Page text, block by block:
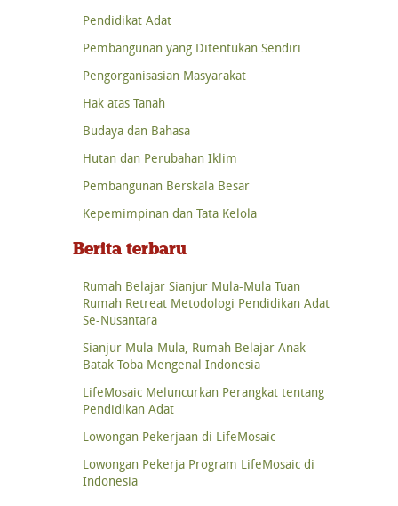
Pendidikat Adat
Pembangunan yang Ditentukan Sendiri
Pengorganisasian Masyarakat
Hak atas Tanah
Budaya dan Bahasa
Hutan dan Perubahan Iklim
Pembangunan Berskala Besar
Kepemimpinan dan Tata Kelola
Berita terbaru
Rumah Belajar Sianjur Mula-Mula Tuan
Rumah Retreat Metodologi Pendidikan Adat
Se-Nusantara
Sianjur Mula-Mula, Rumah Belajar Anak
Batak Toba Mengenal Indonesia
LifeMosaic Meluncurkan Perangkat tentang
Pendidikan Adat
Lowongan Pekerjaan di LifeMosaic
Lowongan Pekerja Program LifeMosaic di
Indonesia